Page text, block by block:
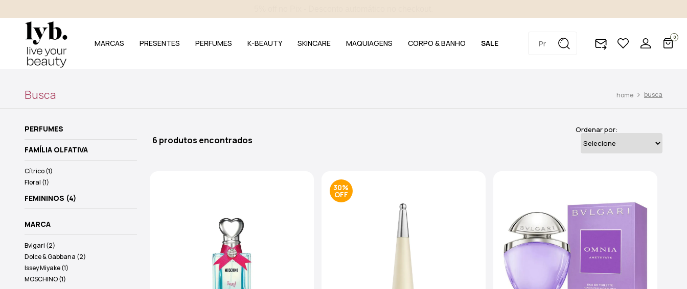
MARCAS PRESENTES PERFUMES K-BEAUTY SKINCARE MAQUIAGENS CORPO & BANHO SALE
0
busca
Busca
PERFUMES
FAMÍLIA OLFATIVA
Cítrico (1)
Floral (1)
FEMININOS (4)
MARCA
Bvlgari (2)
Dolce & Gabbana (2)
Issey Miyake (1)
MOSCHINO (1)
6 produtos encontrados
Ordenar por:
30%